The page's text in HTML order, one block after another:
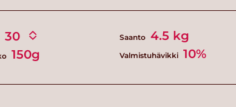
150g
Saanto 4.5 kg
Valmistuhävikki 10%